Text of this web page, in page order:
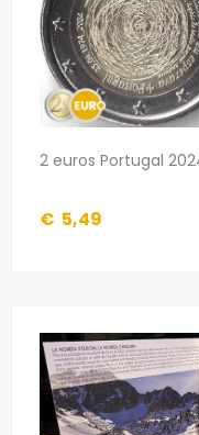
2 euros Portugal
€ 5,49